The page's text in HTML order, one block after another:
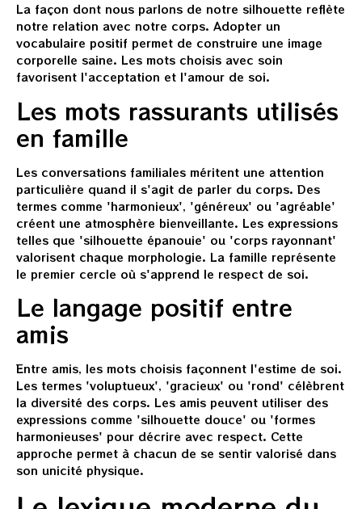
La façon dont nous parlons de notre silhouette reflète
notre relation avec notre corps. Adopter un
vocabulaire positif permet de construire une image
corporelle saine. Les mots choisis avec soin
favorisent l'acceptation et l'amour de soi.
Les mots rassurants utilisés
en famille
Les conversations familiales méritent une attention
particulière quand il s'agit de parler du corps. Des
termes comme 'harmonieux', 'généreux' ou 'agréable'
créent une atmosphère bienveillante. Les expressions
telles que 'silhouette épanouie' ou 'corps rayonnant'
valorisent chaque morphologie. La famille représente
le premier cercle où s'apprend le respect de soi.
Le langage positif entre
amis
Entre amis, les mots choisis façonnent l'estime de soi.
Les termes 'voluptueux', 'gracieux' ou 'rond' célèbrent
la diversité des corps. Les amis peuvent utiliser des
expressions comme 'silhouette douce' ou 'formes
harmonieuses' pour décrire avec respect. Cette
approche permet à chacun de se sentir valorisé dans
son unicité physique.